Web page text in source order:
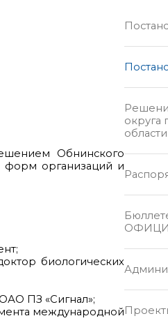
Обнинского
форм организаций и
биологических
ПЗ «Сигнал»;
международной
округа
области